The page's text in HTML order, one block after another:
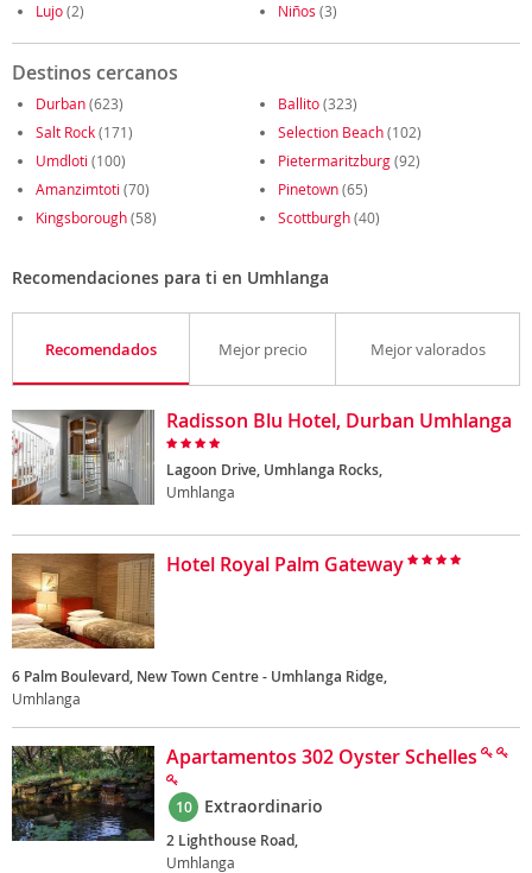
Lujo(2) Niños (3)
Destinos cercanos
Durban(623) Ballito(323)
Salt Rock(171) Selection Beach(102)
Umdloti (100) Pietermaritzburg(92)
Amanzimtoti (70) Pinetown(65)
Kingsborough(58) Scottburgh(40)
Recomendaciones para ti en Umhlanga
Recomendados Mejor precio Mejor valorados
Radisson Blu Hotel, Durban Umhlanga
Lagoon Drive, Umhlanga Rocks,
Umhlanga
Hotel Royal Palm Gateway
6 Palm Boulevard, New Town Centre - Umhlanga Ridge,
Umhlanga
Apartamentos 302 Oyster Schelles
10 Extraordinario
2 Lighthouse Road,
Umhlanga